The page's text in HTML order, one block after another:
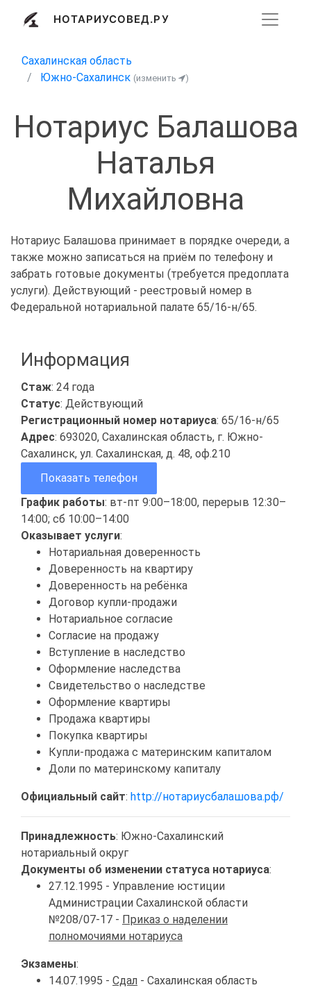
НОТАРИУСОВЕД.РУ
Сахалинская область
Южно-Сахалинск (изменить )
Нотариус Балашова
Наталья
Михайловна
Нотариус Балашова принимает в порядке очереди, а
также можно записаться на приём по телефону и
забрать готовые документы (требуется предоплата
услуги). Действующий - реестровый номер в
Федеральной нотариальной палате 65/16-н/65.
Информация
Стаж: 24 года
Статус: Действующий
Регистрационный номер нотариуса: 65/16-н/65
Адрес: 693020, Сахалинская область, г. Южно-
Сахалинск, ул. Сахалинская, д. 48, оф.210
Показать телефон
График работы: вт-пт 9:00–18:00, перерыв 12:30–
14:00; сб 10:00–14:00
Оказывает услуги:
Нотариальная доверенность
Доверенность на квартиру
Доверенность на ребёнка
Договор купли-продажи
Нотариальное согласие
Согласие на продажу
Вступление в наследство
Оформление наследства
Свидетельство о наследстве
Оформление квартиры
Продажа квартиры
Покупка квартиры
Купли-продажа с материнским капиталом
Доли по материнскому капиталу
Официальный сайт: http://нотариусбалашова.рф/
Принадлежность: Южно-Сахалинский
нотариальный округ
Документы об изменении статуса нотариуса:
27.12.1995 - Управление юстиции
Администрации Сахалинской области
№208/07-17 - Приказ о наделении
полномочиями нотариуса
Экзамены:
14.07.1995 - Сдал - Сахалинская область